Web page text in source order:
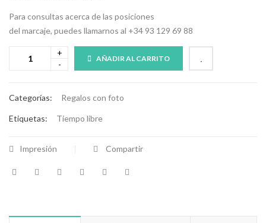
Para consultas acerca de las posiciones
del marcaje, puedes llamarnos al +34 93 129 69 88
AÑADIR AL CARRITO
Categorías: Regalos con foto
Etiquetas: Tiempo libre
Impresión Compartir